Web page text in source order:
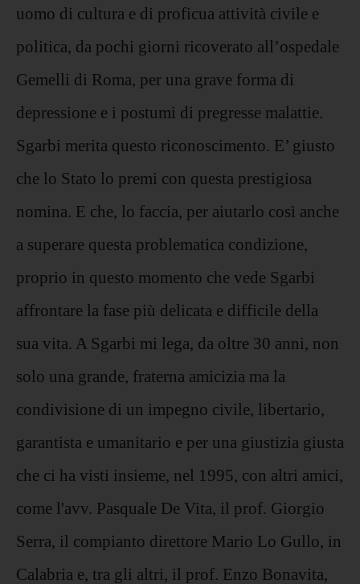
uomo di cultura e di proficua attività civile e
politica, da pochi giorni ricoverato all’ospedale
Gemelli di Roma, per una grave forma di
depressione e i postumi di pregresse malattie.
Sgarbi merita questo riconoscimento. E’ giusto
che lo Stato lo premi con questa prestigiosa
nomina. E che, lo faccia, per aiutarlo così anche
a superare questa problematica condizione,
proprio in questo momento che vede Sgarbi
affrontare la fase più delicata e difficile della
sua vita. A Sgarbi mi lega, da oltre 30 anni, non
solo una grande, fraterna amicizia ma la
condivisione di un impegno civile, libertario,
garantista e umanitario e per una giustizia giusta
che ci ha visti insieme, nel 1995, con altri amici,
come l'avv. Pasquale De Vita, il prof. Giorgio
Serra, il compianto direttore Mario Lo Gullo, in
Calabria e, tra gli altri, il prof. Enzo Bonavita,